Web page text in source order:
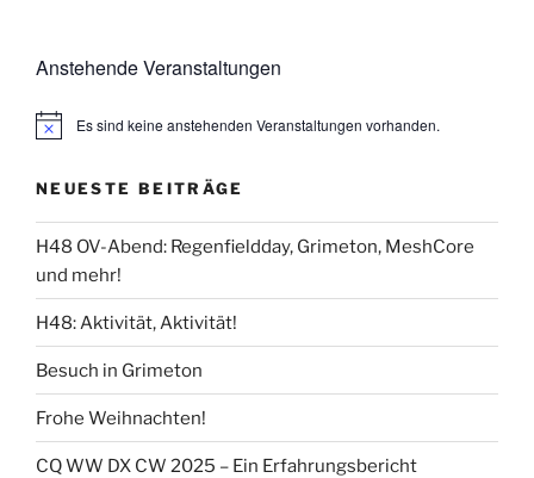
Anstehende Veranstaltungen
Es sind keine anstehenden Veranstaltungen vorhanden.
NEUESTE BEITRÄGE
H48 OV-Abend: Regenfieldday, Grimeton, MeshCore
und mehr!
H48: Aktivität, Aktivität!
Besuch in Grimeton
Frohe Weihnachten!
CQ WW DX CW 2025 – Ein Erfahrungsbericht